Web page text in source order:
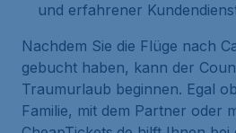
und erfahrener
Nachdem Sie die Flüge nach
gebucht haben, kann der
Traumurlaub beginnen. Egal
Familie, mit dem Partner oder